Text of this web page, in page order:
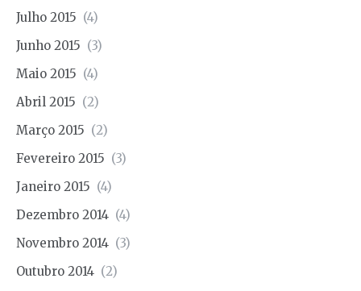
Julho 2015 (4)
Junho 2015 (3)
Maio 2015 (4)
Abril 2015 (2)
Março 2015 (2)
Fevereiro 2015 (3)
Janeiro 2015 (4)
Dezembro 2014 (4)
Novembro 2014 (3)
Outubro 2014 (2)